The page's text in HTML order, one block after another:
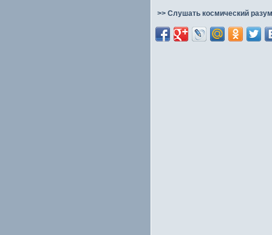
>> Слушать космический